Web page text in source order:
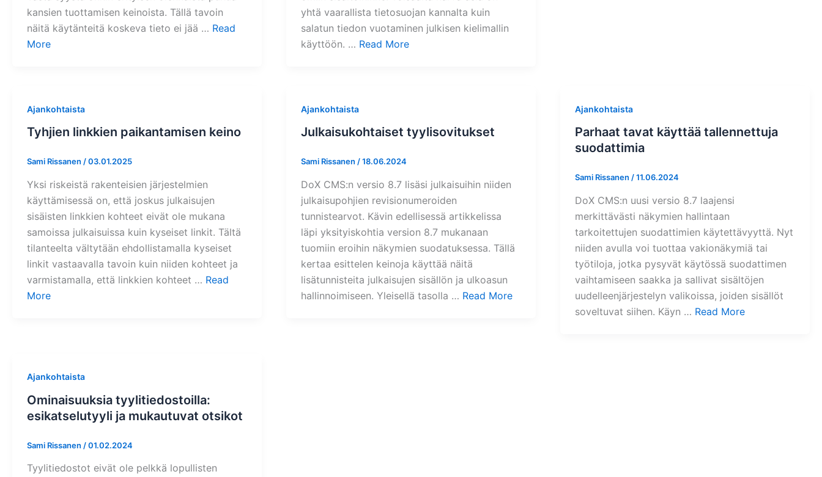
kansien tuottamisen keinoista. Tällä tavoin
näitä käytänteitä koskeva tieto ei jää … Read
More
yhtä vaarallista tietosuojan kannalta kuin
salatun tiedon vuotaminen julkisen kielimallin
käyttöön. … Read More
Ajankohtaista
Tyhjien linkkien paikantamisen keino
Sami Rissanen /03.01.2025
Yksi riskeistä rakenteisien järjestelmien
käyttämisessä on, että joskus julkaisujen
sisäisten linkkien kohteet eivät ole mukana
samoissa julkaisuissa kuin kyseiset linkit. Tältä
tilanteelta vältytään ehdollistamalla kyseiset
linkit vastaavalla tavoin kuin niiden kohteet ja
varmistamalla, että linkkien kohteet … Read
More
Ajankohtaista
Julkaisukohtaiset tyylisovitukset
Sami Rissanen /18.06.2024
DoX CMS:n versio 8.7 lisäsi julkaisuihin niiden
julkaisupohjien revisionumeroiden
tunnistearvot. Kävin edellisessä artikkelissa
läpi yksityiskohtia version 8.7 mukanaan
tuomiin eroihin näkymien suodatuksessa. Tällä
kertaa esittelen keinoja käyttää näitä
lisätunnisteita julkaisujen sisällön ja ulkoasun
hallinnoimiseen. Yleisellä tasolla … Read More
Ajankohtaista
Parhaat tavat käyttää tallennettuja
suodattimia
Sami Rissanen /11.06.2024
DoX CMS:n uusi versio 8.7 laajensi
merkittävästi näkymien hallintaan
tarkoitettujen suodattimien käytettävyyttä. Nyt
niiden avulla voi tuottaa vakionäkymiä tai
työtiloja, jotka pysyvät käytössä suodattimen
vaihtamiseen saakka ja sallivat sisältöjen
uudelleenjärjestelyn valikoissa, joiden sisällöt
soveltuvat siihen. Käyn … Read More
Ajankohtaista
Ominaisuuksia tyylitiedostoilla:
esikatselutyyli ja mukautuvat otsikot
Sami Rissanen /01.02.2024
Tyylitiedostot eivät ole pelkkä lopullisten